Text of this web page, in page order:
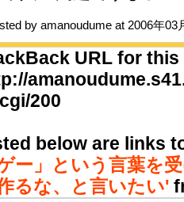
by amanoudume at 2006年03
URL for
200
below are links
ー」という言葉を
るな、と言いたい'